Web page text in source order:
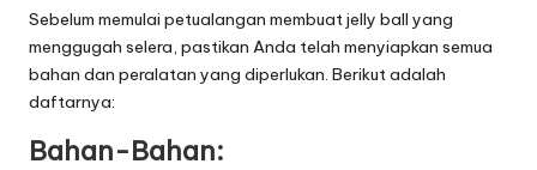
Sebelum memulai petualangan membuat jelly ball yang
menggugah selera, pastikan Anda telah menyiapkan semua
bahan dan peralatan yang diperlukan. Berikut adalah
daftarnya:
Bahan-Bahan: